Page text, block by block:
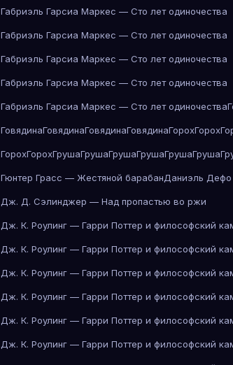
Габриэль Гарсиа Маркес — Сто лет одиночества
Габриэль Гарсиа Маркес — Сто лет одиночества
Габриэль Гарсиа Маркес — Сто лет одиночества
Габриэль Гарсиа Маркес — Сто лет одиночества
Габриэль Гарсиа Маркес — Сто лет одиночества
ГовядинаГовядинаГовядинаГовядинаГорохГорох
ГорохГорохГрушаГрушаГрушаГрушаГрушаГруша
Гюнтер Грасс — Жестяной барабанДаниэль
Дж. Д. Сэлинджер — Над пропастью во ржи
Дж. К. Роулинг — Гарри Поттер и философский
Дж. К. Роулинг — Гарри Поттер и философский
Дж. К. Роулинг — Гарри Поттер и философский
Дж. К. Роулинг — Гарри Поттер и философский
Дж. К. Роулинг — Гарри Поттер и философский
Дж. К. Роулинг — Гарри Поттер и философский